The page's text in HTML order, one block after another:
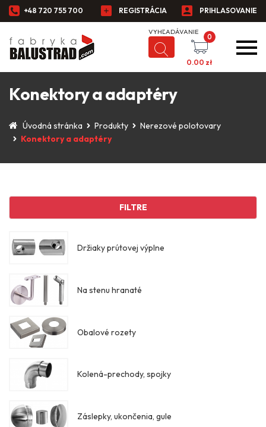
+48 720 755 700 REGISTRÁCIA PRIHLASOVANIE
0
0.00 zł
Konektory a adaptéry
Úvodná stránka Produkty
Nerezové polotovary
Konektory a adaptéry
FILTRE
Držiaky prútovej výplne
Na stenu hranaté
Obalové rozety
Kolená-prechody, spojky
Záslepky, ukončenia, gule